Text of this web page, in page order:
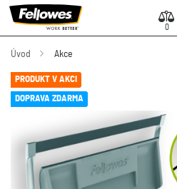
0
Úvod Akce
PRODUKT V AKCI
DOPRAVA ZDARMA